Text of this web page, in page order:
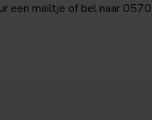
een mailtje of bel naar 0570